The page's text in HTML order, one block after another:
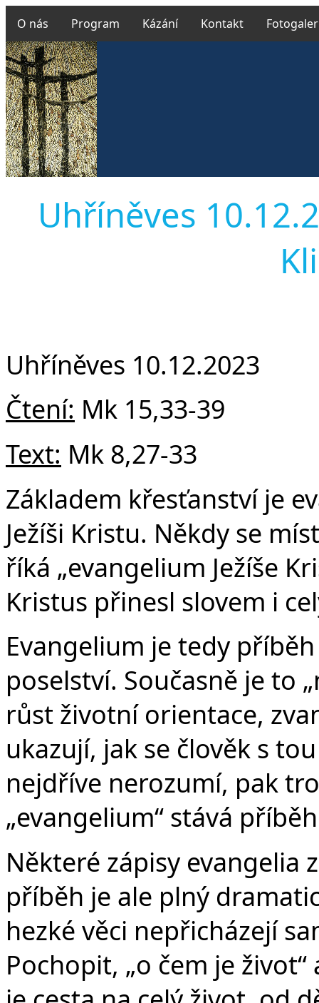
O nás Program Kázání Kontakt
Uhříněves
Uhříněves 10.12.2023
Čtení: Mk 15,33-39
Text: Mk 8,27-33
Základem křesťanství je
Ježíši Kristu. Někdy se
říká „evangelium Ježíše
Kristus přinesl slovem i
Evangelium je tedy
poselství. Současně je to
růst životní orientace,
ukazují, jak se člověk s
nejdříve nerozumí, pak
„evangelium“ stává
Některé zápisy evangelia
příběh je ale plný
hezké věci nepřicházejí
Pochopit, „o čem je